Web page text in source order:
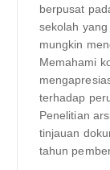
berpusat
sekolah
mungkin
Memahami
terhadap
Penelitian
tinjauan
tahun